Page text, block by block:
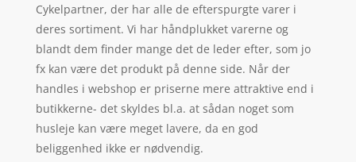
Cykelpartner, der har alle de efterspurgte varer i
deres sortiment. Vi har håndplukket varerne og
blandt dem finder mange det de leder efter, som jo
fx kan være det produkt på denne side. Når der
handles i webshop er priserne mere attraktive end i
butikkerne- det skyldes bl.a. at sådan noget som
husleje kan være meget lavere, da en god
beliggenhed ikke er nødvendig.